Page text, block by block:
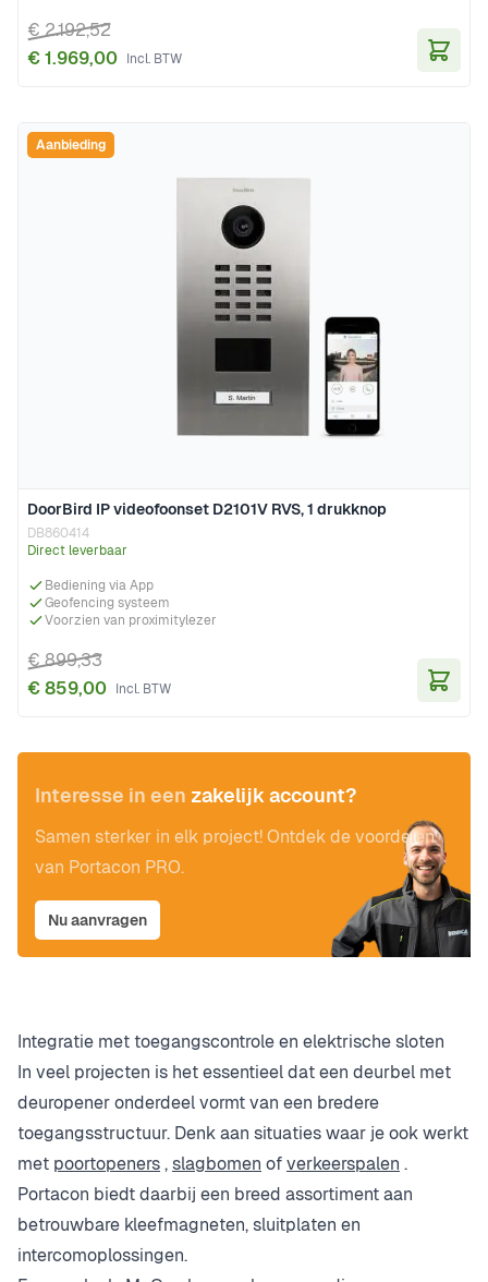
€ 1.969,00
€ 2.192,52
DoorBird IP videofoonset D2101V RVS, 1 drukknop
DB860414
Direct leverbaar
Bediening via App
Geofencing systeem
Voorzien van proximitylezer
€ 859,00
€ 899,33
Aanbieding
Interesse in een zakelijk account?
Samen sterker in elk project! Ontdek de voordelen
van Portacon PRO.
Nu aanvragen
Integratie met toegangscontrole en elektrische sloten
In veel projecten is het essentieel dat een deurbel met
deuropener onderdeel vormt van een bredere
toegangsstructuur. Denk aan situaties waar je ook werkt
met poortopeners,slagbomen ofverkeerspalen .
Portacon biedt daarbij een breed assortiment aan
betrouwbare kleefmagneten, sluitplaten en
intercomoplossingen.